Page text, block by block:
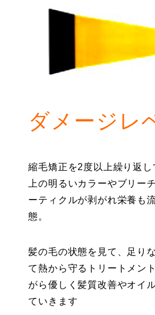
ダメージレ
縮毛矯正を2度以上繰り返し
上の明るいカラーやブリー
ーティクルが剥がれ栄養も
態。
髪の毛の状態を見て、足り
て熱から守るトリートメン
がら優しく髪質改善やオイ
ていきます